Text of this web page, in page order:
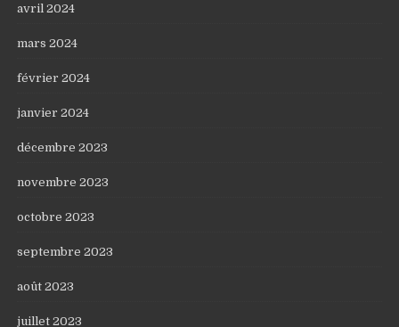
avril 2024
mars 2024
février 2024
janvier 2024
décembre 2023
novembre 2023
octobre 2023
septembre 2023
août 2023
juillet 2023